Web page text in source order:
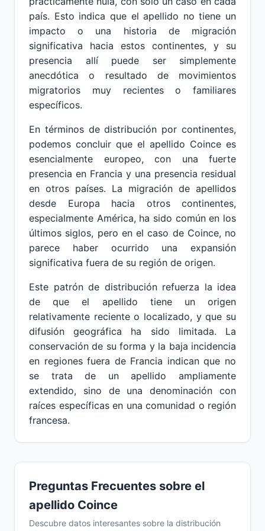
país. Esto indica que el apellido no tiene un
impacto o una historia de migración
significativa hacia estos continentes, y su
presencia allí puede ser simplemente
anecdótica o resultado de movimientos
migratorios muy recientes o familiares
específicos.
En términos de distribución por continentes,
podemos concluir que el apellido Coince es
esencialmente europeo, con una fuerte
presencia en Francia y una presencia residual
en otros países. La migración de apellidos
desde Europa hacia otros continentes,
especialmente América, ha sido común en los
últimos siglos, pero en el caso de Coince, no
parece haber ocurrido una expansión
significativa fuera de su región de origen.
Este patrón de distribución refuerza la idea
de que el apellido tiene un origen
relativamente reciente o localizado, y que su
difusión geográfica ha sido limitada. La
conservación de su forma y la baja incidencia
en regiones fuera de Francia indican que no
se trata de un apellido ampliamente
extendido, sino de una denominación con
raíces específicas en una comunidad o región
francesa.
Preguntas Frecuentes sobre el
apellido Coince
Descubre datos interesantes sobre la distribución